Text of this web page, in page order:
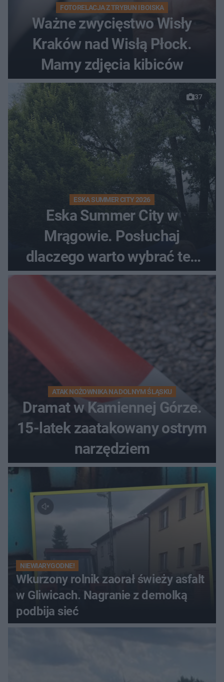
FOTORELACJA Z TRYBUN I BOISKA
Ważne zwycięstwo Wisły
Kraków nad Wisłą Płock.
Mamy zdjęcia kibiców
37
ESKA SUMMER CITY 2026
Eska Summer City w
Mrągowie. Posłuchaj
dlaczego warto wybrać ten
kierunek na urlop!
ATAK NOŻOWNIKA NA DOLNYM ŚLĄSKU
Dramat w Kamiennej Górze.
15-latek zaatakowany ostrym
narzędziem
NIEWIARYGODNE!
Wkurzony rolnik zaorał świeży asfalt
w Gliwicach. Nagranie z demolką
podbija sieć